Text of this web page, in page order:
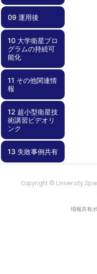
試験
08.00 運用
08.01 地上系準
08.02 運用計画
08.03 不具合対
09 運用後
09.00 運用後
09.01 レッスン
ズラーンド
09.02 記録化と
成果報告・公開
09.03 ノウハウ
共有
10 大学衛星プロ
グラムの持続可
能化
10.00 大学衛星
プログラムの持
10.01 プログラ
ムとしての視点
10.02 学内基盤
の強化
10.03 資金確保
10.04 外部連携
11 その他関連情
報
11.00 その他関
連情報
11.01 失敗事例
集
11.02 部品デー
タベース
12 超小型衛星技
術講習ビデオリ
ンク
12.00 超小型衛
12.01
12.02 工事中
13 失敗事例共有
共有Copyright © University
情報共有